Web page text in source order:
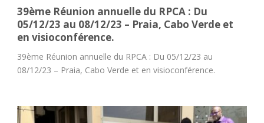
39ème Réunion annuelle du RPCA : Du
05/12/23 au 08/12/23 – Praia, Cabo Verde et
en visioconférence.
39ème Réunion annuelle du RPCA : Du 05/12/23 au
08/12/23 – Praia, Cabo Verde et en visioconférence.